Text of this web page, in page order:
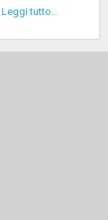
Leggi tutto...